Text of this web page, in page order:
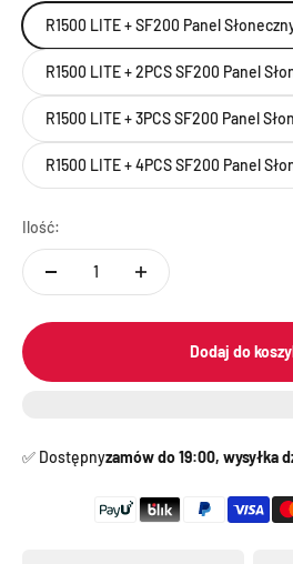
R1500 LITE + SF200 Panel
R1500 LITE + 2PCS SF200 Panel
R1500 LITE + 3PCS SF200 Panel
R1500 LITE + 4PCS SF200 Panel
Ilość:
Dodaj do
✅️ Dostępnyzamów do 19:00, wysyłka